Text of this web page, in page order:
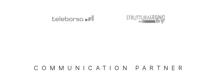
COMMUNICATION PARTNER